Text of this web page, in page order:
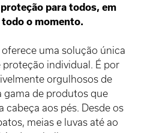
para todos, em
o momento.
uma solução única
individual. É por
orgulhosos de
gama de produtos que
aos pés. Desde os
meias e luvas até ao